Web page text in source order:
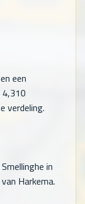
een
4,310
verdeling.
in
Harkema.